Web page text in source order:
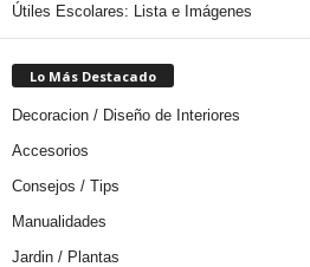
Útiles Escolares: Lista e Imágenes
Lo Más Destacado
Decoracion / Diseño de Interiores
Accesorios
Consejos / Tips
Manualidades
Jardin / Plantas